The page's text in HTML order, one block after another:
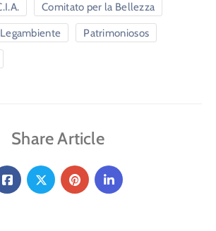
Comitato per la Bellezza
Legambiente Patrimoniosos
Share Article